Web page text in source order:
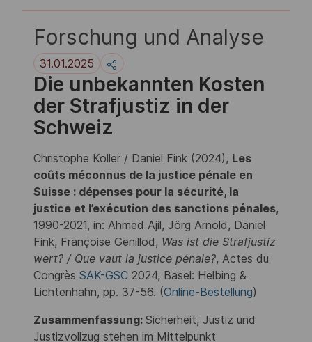
Forschung und Analyse
31.01.2025
Die unbekannten Kosten
der Strafjustiz in der
Schweiz
Christophe Koller / Daniel Fink (2024), Les
coûts méconnus de la justice pénale en
Suisse : dépenses pour la sécurité, la
justice et l’exécution des sanctions pénales,
1990-2021, in: Ahmed Ajil, Jörg Arnold, Daniel
Fink, Françoise Genillod, Was ist die Strafjustiz
wert? / Que vaut la justice pénale?, Actes du
Congrès SAK-GSC 2024, Basel: Helbing &
Lichtenhahn, pp. 37-56. (Online-Bestellung)
Zusammenfassung: Sicherheit, Justiz und
Justizvollzug stehen im Mittelpunkt